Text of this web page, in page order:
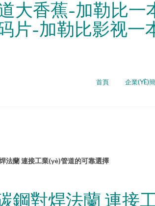
大香蕉-加勒比
片-加勒比影视一
首頁 企業(YÈ)
法蘭 連接工業(yè)管道的可靠選擇
鋼對焊法蘭 連接